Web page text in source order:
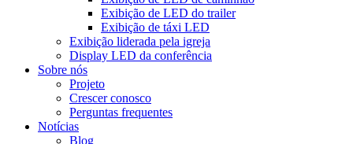
Exibição de LED do trailer
Exibição de táxi LED
Exibição liderada pela igreja
Display LED da conferência
Sobre nós
Projeto
Crescer conosco
Perguntas frequentes
Notícias
Blog